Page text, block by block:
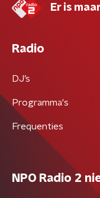
Er is
Radio
DJ’s
Programma's
Frequenties
NPO Radio 2